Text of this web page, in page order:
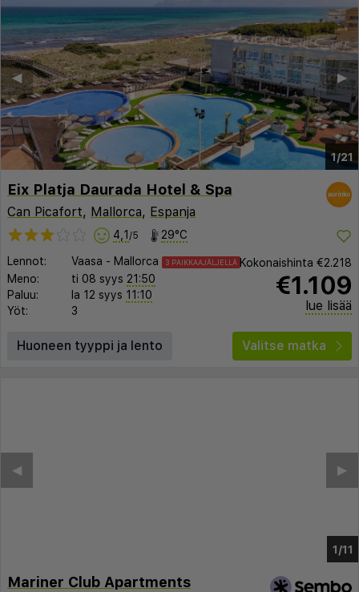
1/21
▶︎
◀︎
Eix Platja Daurada Hotel & Spa
Can Picafort, Mallorca, Espanja
4,1 /5 29°C
Lennot: Vaasa - Mallorca 3 PAIKKAAJÄLJELLÄ
Meno: ti 08 syys 21:50
Paluu:
la 12 syys 11:10
Yöt:
3
Kokonaishinta €2.218
€1.109
lue lisää
Huoneen tyyppi ja lento Valitse matka
Mariner Club Apartments